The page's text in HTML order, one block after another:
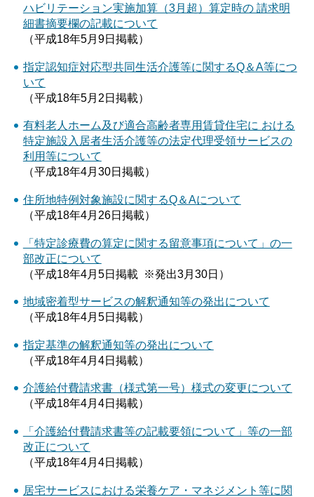
ハビリテーション実施加算（3月超）算定時の 請求明
細書摘要欄の記載について
（平成18年5月9日掲載）
指定認知症対応型共同生活介護等に関するQ＆A等につ
いて
（平成18年5月2日掲載）
有料老人ホーム及び適合高齢者専用賃貸住宅に おける
特定施設入居者生活介護等の法定代理受領サービスの
利用等について
（平成18年4月30日掲載）
住所地特例対象施設に関するQ＆Aについて
（平成18年4月26日掲載）
「特定診療費の算定に関する留意事項について」の一
部改正について
（平成18年4月5日掲載 ※発出3月30日）
地域密着型サービスの解釈通知等の発出について
（平成18年4月5日掲載）
指定基準の解釈通知等の発出について
（平成18年4月4日掲載）
介護給付費請求書（様式第一号）様式の変更について
（平成18年4月4日掲載）
「介護給付費請求書等の記載要領について」等の一部
改正について
（平成18年4月4日掲載）
居宅サービスにおける栄養ケア・マネジメント等に関